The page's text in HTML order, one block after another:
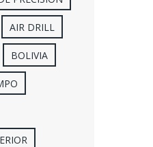
AIR DRILL
BOLIVIA